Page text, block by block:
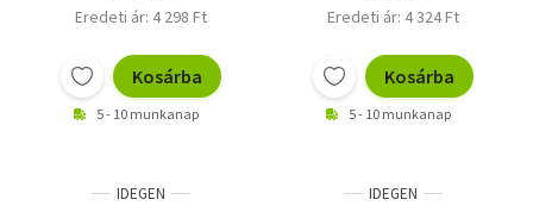
Eredeti ár: 4 298 Ft
Kosárba
5 - 10 munkanap
Eredeti ár: 4 324 Ft
Kosárba
5 - 10 munkanap
IDEGEN IDEGEN